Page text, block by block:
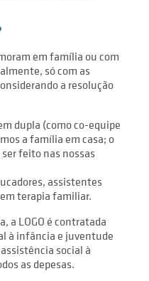
em família ou com
só com as
a resolução
dupla (como co-equipe
a família em casa; o
feito nas nossas
assistentes
terapia familiar.
a LOGO é contratada
à infância e juventude
social à
as depesas.